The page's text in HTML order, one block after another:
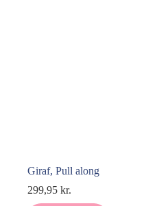
Giraf, Pull along
299,95 kr.